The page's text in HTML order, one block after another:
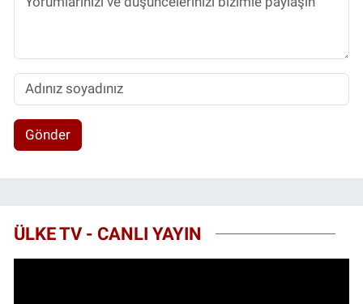
Gönder
ÜLKE TV - CANLI YAYIN